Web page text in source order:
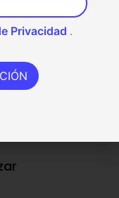
siguiente
Privacidad .